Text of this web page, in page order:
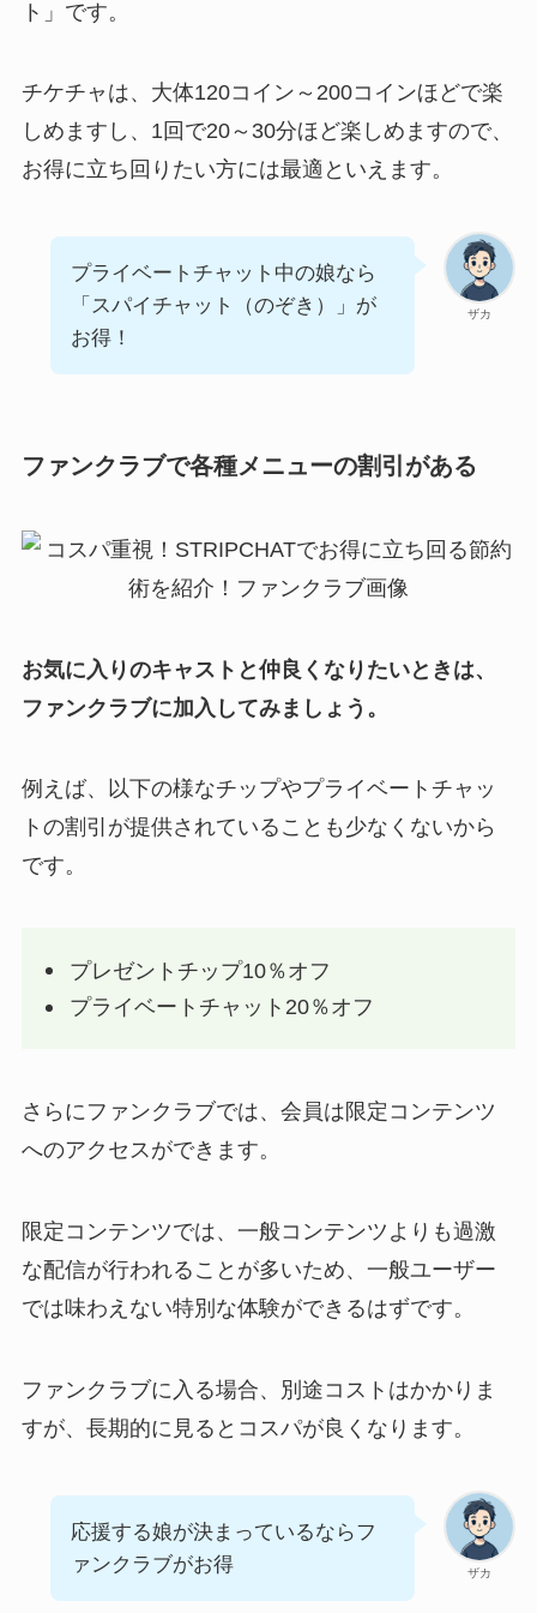
ト」です。
チケチャは、大体120コイン～200コインほどで楽
しめますし、1回で20～30分ほど楽しめますので、
お得に立ち回りたい方には最適といえます。
ザカ
プライベートチャット中の娘なら
「スパイチャット（のぞき）」が
お得！
ファンクラブで各種メニューの割引がある
お気に入りのキャストと仲良くなりたいときは、
ファンクラブに加入してみましょう。
例えば、以下の様なチップやプライベートチャッ
トの割引が提供されていることも少なくないから
です。
プレゼントチップ10％オフ
プライベートチャット20％オフ
さらにファンクラブでは、会員は限定コンテンツ
へのアクセスができます。
限定コンテンツでは、一般コンテンツよりも過激
な配信が行われることが多いため、一般ユーザー
では味わえない特別な体験ができるはずです。
ファンクラブに入る場合、別途コストはかかりま
すが、長期的に見るとコスパが良くなります。
ザカ
応援する娘が決まっているならフ
ァンクラブがお得